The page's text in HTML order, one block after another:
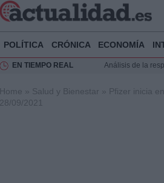
POLÍTICA CRÓNICA ECONOMÍA
EN TIEMPO REAL
Análisis de la
Felipe VI recibe
Home » Salud y Bienestar » Pfizer inicia
28/09/2021